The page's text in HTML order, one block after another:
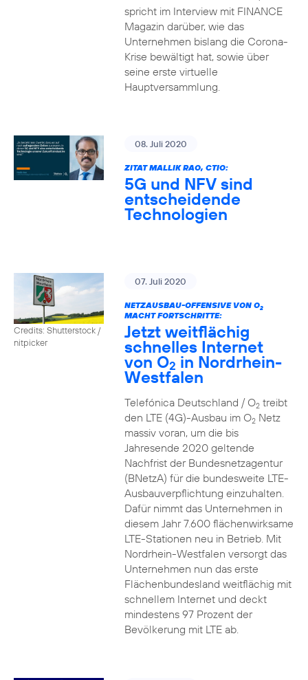
spricht im Interview mit FINANCE
Magazin darüber, wie das
Unternehmen bislang die Corona-
Krise bewältigt hat, sowie über
seine erste virtuelle
Hauptversammlung.
08. Juli 2020
ZITAT MALLIK RAO, CTIO:
5G und NFV sind
entscheidende
Technologien
Credits: Shutterstock /
nitpicker
07. Juli 2020
NETZAUSBAU-OFFENSIVE VON O2
MACHT FORTSCHRITTE:
Jetzt weitflächig
schnelles Internet
von O2 in Nordrhein-
Westfalen
Telefónica Deutschland / O2treibt
den LTE (4G)-Ausbau im O2Netz
massiv voran, um die bis
Jahresende 2020 geltende
Nachfrist der Bundesnetzagentur
(BNetzA) für die bundesweite LTE-
Ausbauverpflichtung einzuhalten.
Dafür nimmt das Unternehmen in
diesem Jahr 7.600 flächenwirksame
LTE-Stationen neu in Betrieb. Mit
Nordrhein-Westfalen versorgt das
Unternehmen nun das erste
Flächenbundesland weitflächig mit
schnellem Internet und deckt
mindestens 97 Prozent der
Bevölkerung mit LTE ab.